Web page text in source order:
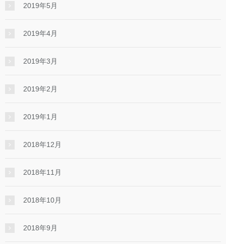
2019年5月
2019年4月
2019年3月
2019年2月
2019年1月
2018年12月
2018年11月
2018年10月
2018年9月